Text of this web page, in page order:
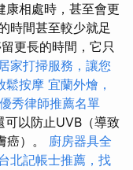
康相處時，甚至會更
時間甚至較少就足
更長的時間，它只
居家打掃服務，讓您
鬆按摩 宜蘭外燴，
秀律師推薦名單
可以防止UVB（導致
癌）。 廚房器具全
北記帳士推薦，找